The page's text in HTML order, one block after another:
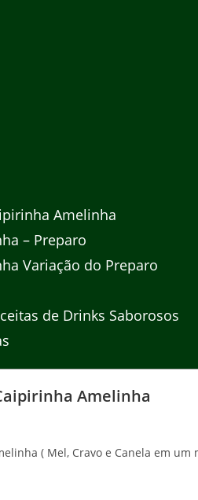
Amelinha
– Preparo
Variação do Preparo
de Drinks Saborosos
Amelinha
( Mel, Cravo e Canela em